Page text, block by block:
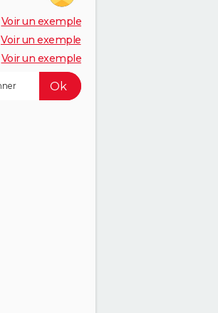
Voir un exemple
Voir un exemple
Voir un exemple